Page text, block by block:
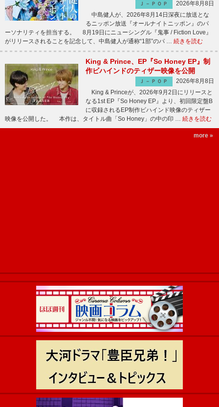
Ｊ－ＰＯＰ
2026年8月8日
中島健人が、2026年8月14日深夜に放送とな
るニッポン放送『オールナイトニッポン』のパ
ーソナリティを担当する。 8月19日にニューシングル『鬼事 / Fiction Love』
がリリースされることを記念して、中島健人が通称“1部”のパ … 続きを読む
King & Prince、EP『So Honey EP』制
作ビハインドのティザー映像を公開
Ｊ－ＰＯＰ
2026年8月8日
King & Princeが、2026年9月2日にリリースと
なる1st EP『So Honey EP』より、初回限定盤B
に収録されるEP制作ビハインド映像のティザー
映像を公開した。 本作は、タイトル曲「So Honey」の中の印 … 続きを読む
more »